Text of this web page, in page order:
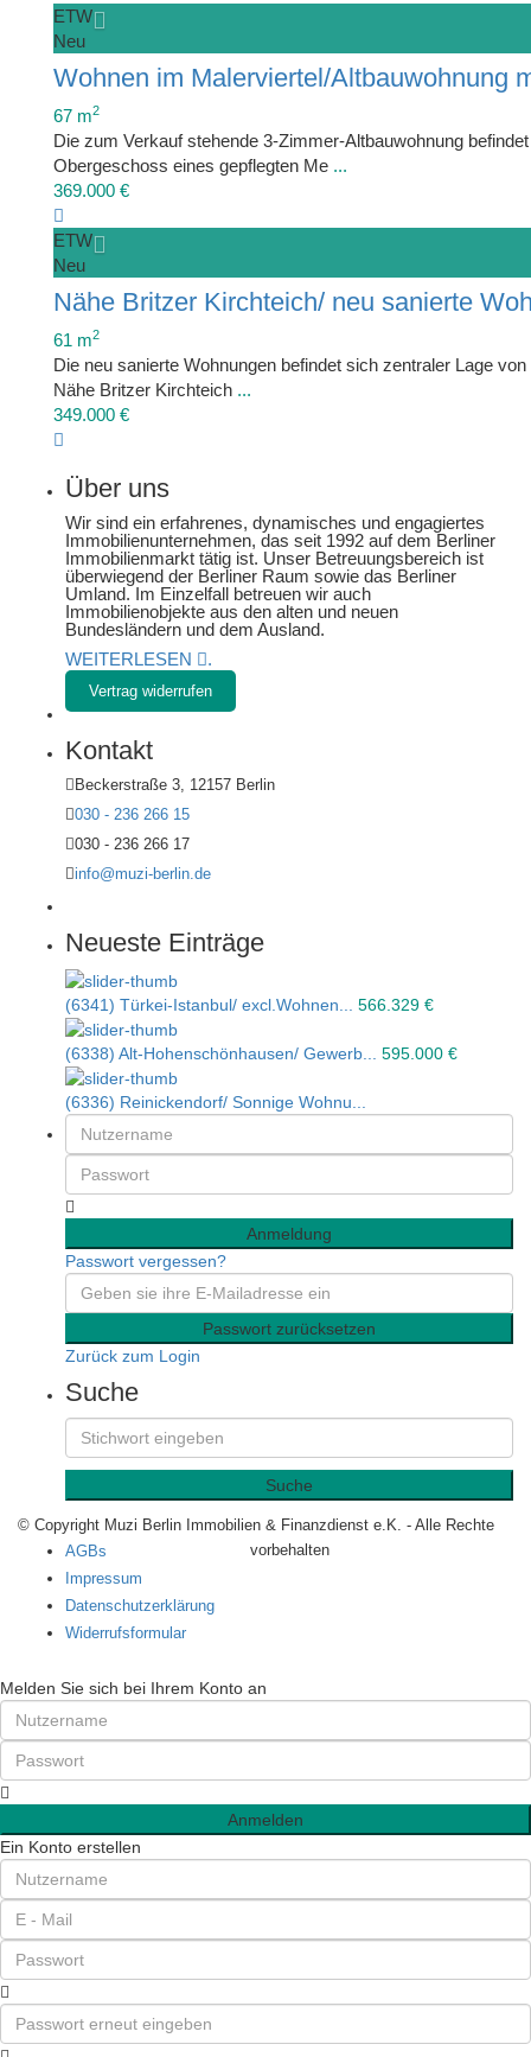
ETW
Neu
Wohnen im Malerviertel/Altbauwohnung
67 m2
Die zum Verkauf stehende 3-Zimmer-Altbauwohnung
Obergeschoss eines gepflegten Me ...
369.000 €
ETW
Neu
Nähe Britzer Kirchteich/ neu sanierte
61 m2
Die neu sanierte Wohnungen befindet sich zentraler Lage
Nähe Britzer Kirchteich ...
349.000 €
Über uns
Wir sind ein erfahrenes, dynamisches und engagiertes
Immobilienunternehmen, das seit 1992 auf dem Berliner
Immobilienmarkt tätig ist. Unser Betreuungsbereich ist
überwiegend der Berliner Raum sowie das Berliner
Umland. Im Einzelfall betreuen wir auch
Immobilienobjekte aus den alten und neuen
Bundesländern und dem Ausland.
WEITERLESEN
.
Vertrag widerrufen
Kontakt
Beckerstraße 3, 12157 Berlin
030 - 236 266 15
030 - 236 266 17
info@muzi-berlin.de
Neueste Einträge
(6341) Türkei-Istanbul/ excl.Wohnen... 566.329 €
(6338) Alt-Hohenschönhausen/ Gewerb... 595.000 €
(6336) Reinickendorf/ Sonnige Wohnu...
Anmeldung
Passwort vergessen?
Passwort zurücksetzen
Zurück zum Login
Suche
Suche
© Copyright Muzi Berlin Immobilien & Finanzdienst e.K. - Alle Rechte
vorbehalten
AGBs
Impressum
Datenschutzerklärung
Widerrufsformular
Melden Sie sich bei Ihrem Konto an
Anmelden
Ein Konto erstellen